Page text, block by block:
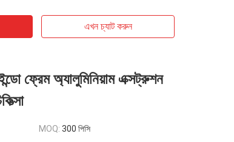
এখন চ্যাট করুন
ফ্রেম অ্যালুমিনিয়াম এক্সট্রুশন
MOQ: 300 পিসি